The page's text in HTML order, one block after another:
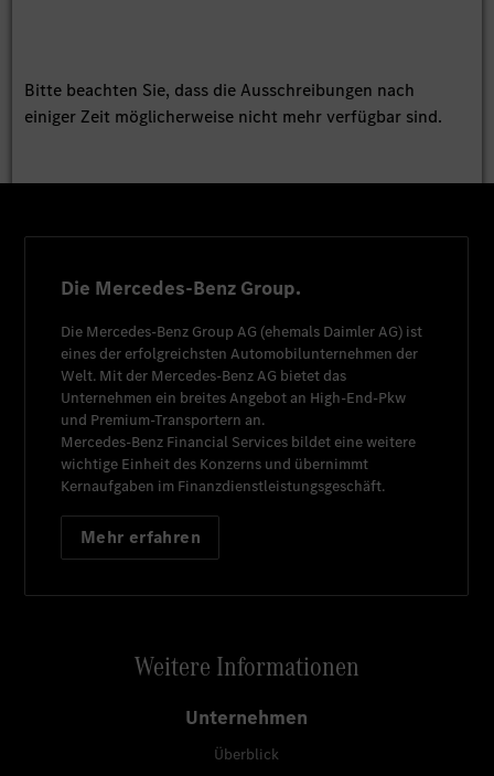
Bitte beachten Sie, dass die Ausschreibungen nach
einiger Zeit möglicherweise nicht mehr verfügbar sind.
Die Mercedes-Benz Group.
Die Mercedes-Benz Group AG (ehemals Daimler AG) ist
eines der erfolgreichsten Automobilunternehmen der
Welt. Mit der Mercedes-Benz AG bietet das
Unternehmen ein breites Angebot an High-End-Pkw
und Premium-Transportern an.
Mercedes-Benz Financial Services bildet eine weitere
wichtige Einheit des Konzerns und übernimmt
Kernaufgaben im Finanzdienstleistungsgeschäft.
Mehr erfahren
Weitere Informationen
Unternehmen
Überblick